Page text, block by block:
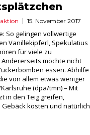
15. November 2017
So gelingen vollwertige
Vanillekipferl, Spekulatius
für viele zu
möchte nicht
essen. Abhilfe
von allem etwas weniger
(dpa/tmn) – Mit
in den Teig greifen,
kosten und natürlich